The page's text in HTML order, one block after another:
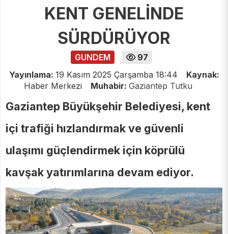
KENT GENELİNDE
SÜRDÜRÜYOR
GUNDEM
97
Yayınlama: 19 Kasım 2025 Çarşamba 18:44
Kaynak:
Haber Merkezi
Muhabir: Gaziantep Tutku
Gaziantep Büyükşehir Belediyesi, kent
içi trafiği hızlandırmak ve güvenli
ulaşımı güçlendirmek için köprülü
kavşak yatırımlarına devam ediyor.